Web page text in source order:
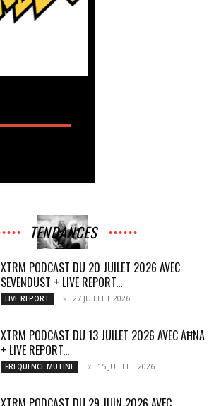
TENDANCES
XTRM PODCAST DU 20 JUILET 2026 AVEC
SEVENDUST + LIVE REPORT...
LIVE REPORT 27 JUILLET 2026
XTRM PODCAST DU 13 JUILET 2026 AVEC AĦNA
+ LIVE REPORT...
FREQUENCE MUTINE 15 JUILLET 2026